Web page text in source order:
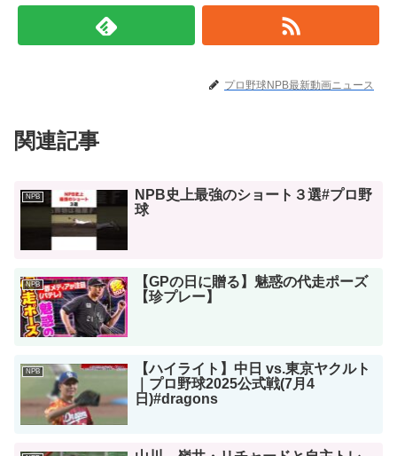
プロ野球NPB最新動画ニュース
関連記事
NPB
NPB史上最強のショート３選#プロ野
球
NPB
【GPの日に贈る】魅惑の代走ポーズ
【珍プレー】
NPB
【ハイライト】中日 vs.東京ヤクルト
｜プロ野球2025公式戦(7月4
日)#dragons